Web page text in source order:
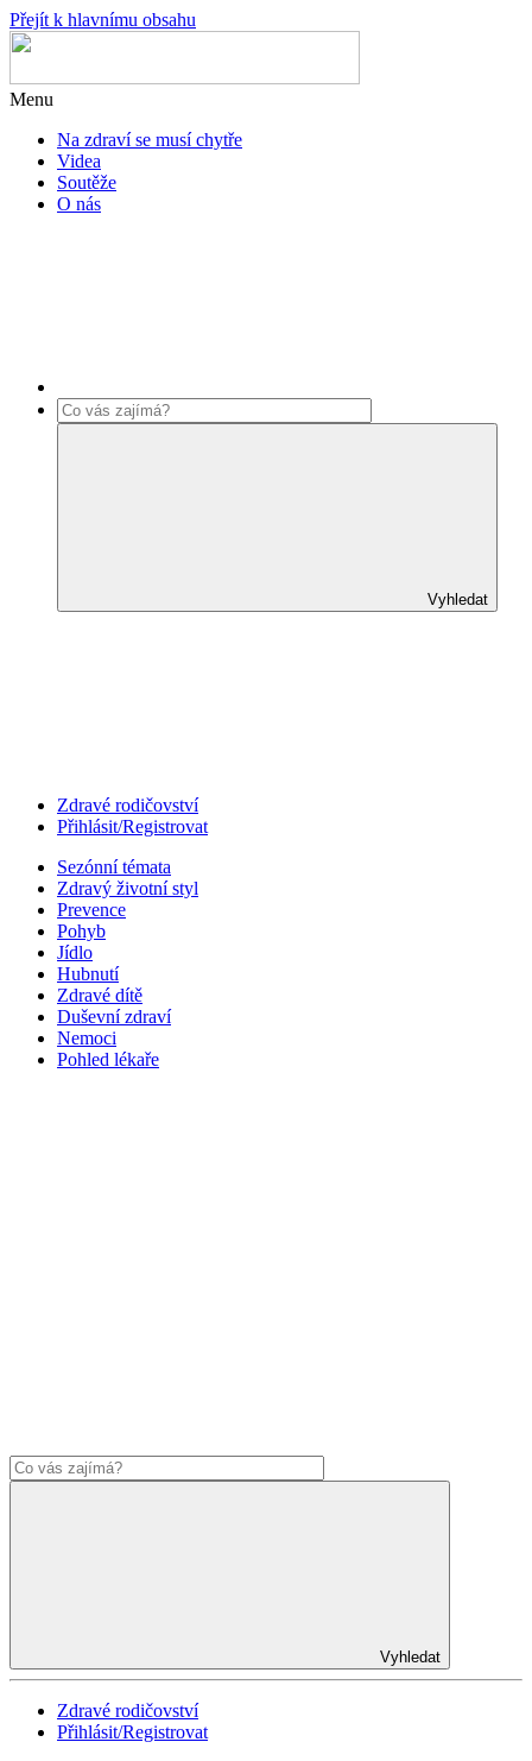
Přejít k hlavnímu obsahu
Menu
Na zdraví se musí chytře
Videa
Soutěže
O nás
Vyhledat
Zdravé rodičovství
Přihlásit/Registrovat
Sezónní témata
Zdravý životní styl
Prevence
Pohyb
Jídlo
Hubnutí
Zdravé dítě
Duševní zdraví
Nemoci
Pohled lékaře
Vyhledat
Zdravé rodičovství
Přihlásit/Registrovat